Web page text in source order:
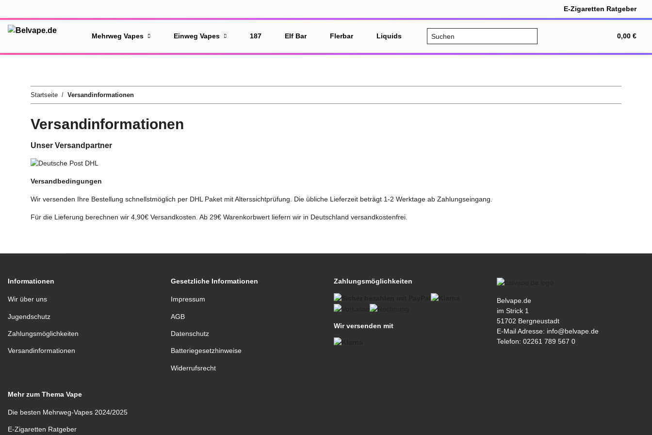
E-Zigaretten Ratgeber
0,00 €
Mehrweg Vapes Einweg Vapes 187 Elf Bar Flerbar Liquids %SALE
Startseite Versandinformationen
Versandinformationen
Unser Versandpartner
Versandbedingungen
Wir versenden Ihre Bestellung schnellstmöglich per DHL Paket mit Alterssichtprüfung. Die übliche Lieferzeit beträgt 1-2 Werktage ab Zahlungseingang.
Für die Lieferung berechnen wir 4,90€ Versandkosten. Ab 29€ Warenkorbwert liefern wir in Deutschland versandkostenfrei.
Informationen
Wir über uns
Jugendschutz
Zahlungsmöglichkeiten
Versandinformationen
Gesetzliche Informationen
Impressum
AGB
Datenschutz
Batteriegesetzhinweise
Widerrufsrecht
Zahlungsmöglichkeiten
Wir versenden mit
Belvape.de
im Strick 1
51702 Bergneustadt
E-Mail Adresse: info@belvape.de
Telefon: 02261 789 567 0
Mehr zum Thema Vape
Die besten Mehrweg-Vapes 2024/2025
E-Zigaretten Ratgeber